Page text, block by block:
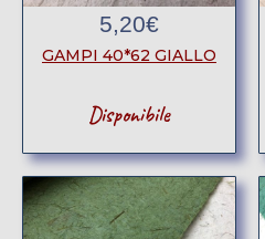
5,20€
GAMPI 40*62 GIALLO
Disponibile